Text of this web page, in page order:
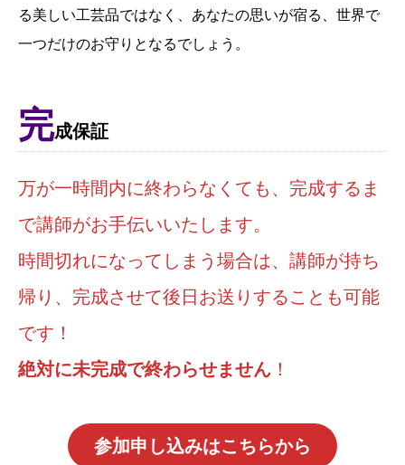
る美しい工芸品ではなく、あなたの思いが宿る、世界で
一つだけのお守りとなるでしょう。
完成保証
万が一時間内に終わらなくても、完成するま
で講師がお手伝いいたします。
時間切れになってしまう場合は、講師が持ち
帰り、完成させて後日お送りすることも可能
です！
絶対に未完成で終わらせません ！
参加申し込みはこちらから